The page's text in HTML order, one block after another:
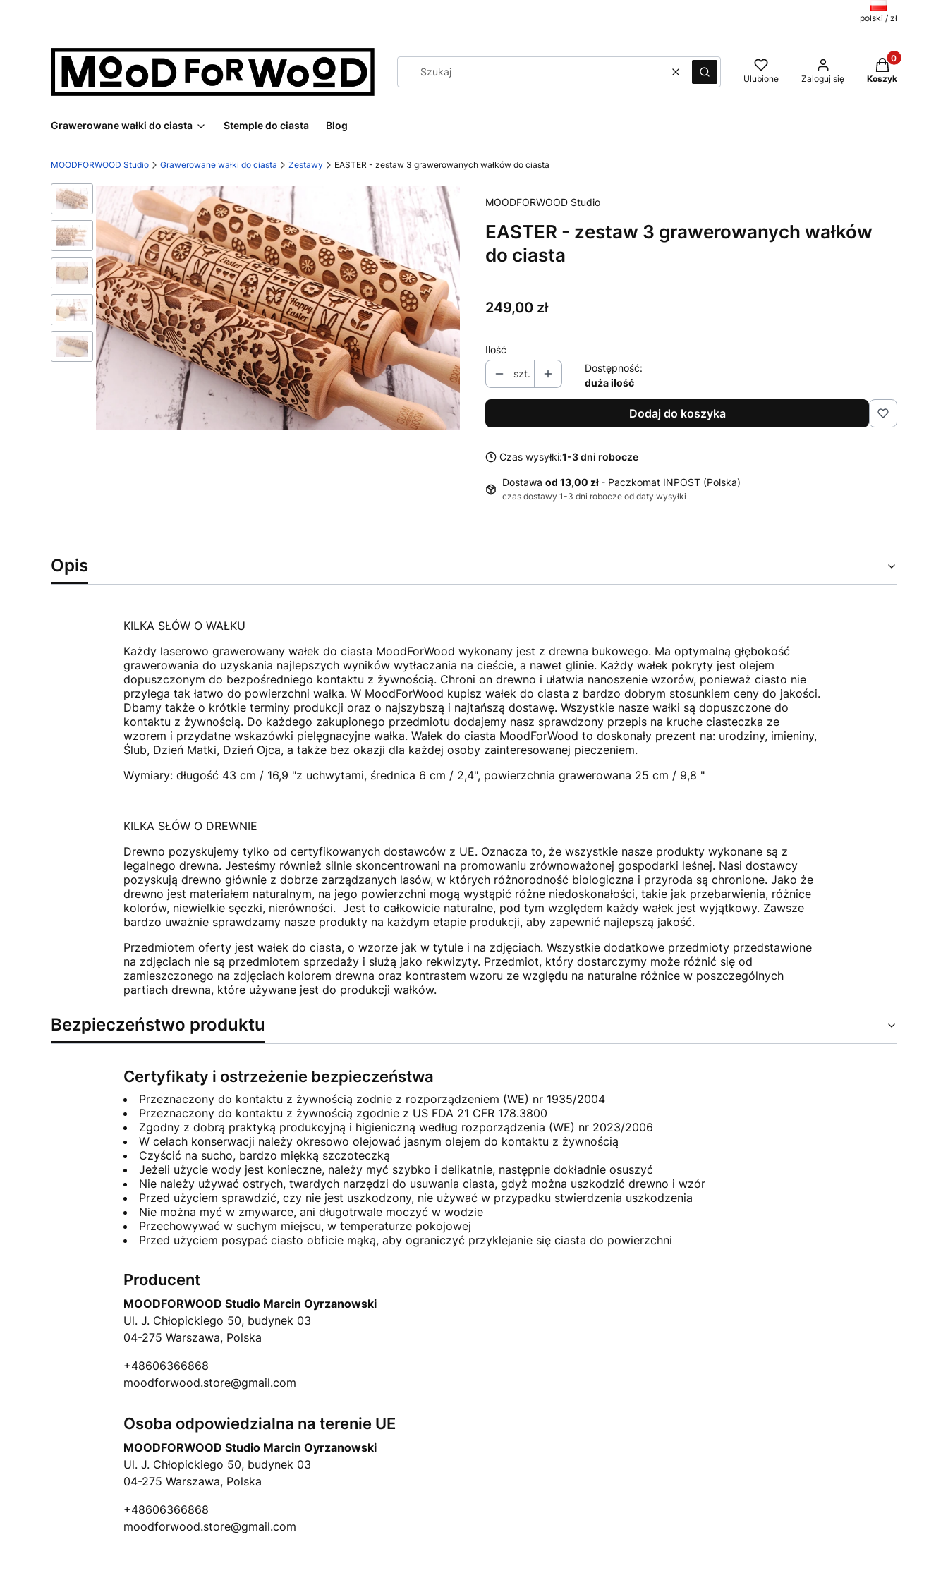
polski / zł
WyczyśćSzukaj Ulubione Zaloguj się
Produkty w
Koszyk
Grawerowane wałki do ciasta Stemple do ciasta Blog
MOODFORWOOD Studio Grawerowane wałki do ciasta Zestawy EASTER - zestaw 3 grawerowanych wałków do ciasta
MOODFORWOOD Studio
EASTER - zestaw 3 grawerowanych wałków
do ciasta
Cena
249,00 zł
Ilość
szt.
Dostępność:
duża ilość
Dodaj do koszyka
Czas wysyłki:1-3 dni robocze
Dostawa od 13,00 zł - Paczkomat INPOST (Polska)
czas dostawy 1-3 dni robocze od daty wysyłki
Opis
KILKA SŁÓW O WAŁKU
Każdy laserowo grawerowany wałek do ciasta MoodForWood wykonany jest z drewna bukowego. Ma optymalną głębokość
grawerowania do uzyskania najlepszych wyników wytłaczania na cieście, a nawet glinie. Każdy wałek pokryty jest olejem
dopuszczonym do bezpośredniego kontaktu z żywnością. Chroni on drewno i ułatwia nanoszenie wzorów, ponieważ ciasto nie
przylega tak łatwo do powierzchni wałka. W MoodForWood kupisz wałek do ciasta z bardzo dobrym stosunkiem ceny do jakości.
Dbamy także o krótkie terminy produkcji oraz o najszybszą i najtańszą dostawę. Wszystkie nasze wałki są dopuszczone do
kontaktu z żywnością. Do każdego zakupionego przedmiotu dodajemy nasz sprawdzony przepis na kruche ciasteczka ze
wzorem i przydatne wskazówki pielęgnacyjne wałka. Wałek do ciasta MoodForWood to doskonały prezent na: urodziny, imieniny,
Ślub, Dzień Matki, Dzień Ojca, a także bez okazji dla każdej osoby zainteresowanej pieczeniem.
Wymiary: długość 43 cm / 16,9 "z uchwytami, średnica 6 cm / 2,4", powierzchnia grawerowana 25 cm / 9,8 "
KILKA SŁÓW O DREWNIE
Drewno pozyskujemy tylko od certyfikowanych dostawców z UE. Oznacza to, że wszystkie nasze produkty wykonane są z
legalnego drewna. Jesteśmy również silnie skoncentrowani na promowaniu zrównoważonej gospodarki leśnej. Nasi dostawcy
pozyskują drewno głównie z dobrze zarządzanych lasów, w których różnorodność biologiczna i przyroda są chronione. Jako że
drewno jest materiałem naturalnym, na jego powierzchni mogą wystąpić różne niedoskonałości, takie jak przebarwienia, różnice
kolorów, niewielkie sęczki, nierówności. Jest to całkowicie naturalne, pod tym względem każdy wałek jest wyjątkowy. Zawsze
bardzo uważnie sprawdzamy nasze produkty na każdym etapie produkcji, aby zapewnić najlepszą jakość.
Przedmiotem oferty jest wałek do ciasta, o wzorze jak w tytule i na zdjęciach. Wszystkie dodatkowe przedmioty przedstawione
na zdjęciach nie są przedmiotem sprzedaży i służą jako rekwizyty. Przedmiot, który dostarczymy może różnić się od
zamieszczonego na zdjęciach kolorem drewna oraz kontrastem wzoru ze względu na naturalne różnice w poszczególnych
partiach drewna, które używane jest do produkcji wałków.
Bezpieczeństwo produktu
Certyfikaty i ostrzeżenie bezpieczeństwa
Przeznaczony do kontaktu z żywnością zodnie z rozporządzeniem (WE) nr 1935/2004
Przeznaczony do kontaktu z żywnością zgodnie z US FDA 21 CFR 178.3800
Zgodny z dobrą praktyką produkcyjną i higieniczną według rozporządzenia (WE) nr 2023/2006
W celach konserwacji należy okresowo olejować jasnym olejem do kontaktu z żywnością
Czyścić na sucho, bardzo miękką szczoteczką
Jeżeli użycie wody jest konieczne, należy myć szybko i delikatnie, następnie dokładnie osuszyć
Nie należy używać ostrych, twardych narzędzi do usuwania ciasta, gdyż można uszkodzić drewno i wzór
Przed użyciem sprawdzić, czy nie jest uszkodzony, nie używać w przypadku stwierdzenia uszkodzenia
Nie można myć w zmywarce, ani długotrwale moczyć w wodzie
Przechowywać w suchym miejscu, w temperaturze pokojowej
Przed użyciem posypać ciasto obficie mąką, aby ograniczyć przyklejanie się ciasta do powierzchni
Producent
MOODFORWOOD Studio Marcin Oyrzanowski
Ul. J. Chłopickiego 50, budynek 03
04-275 Warszawa, Polska
+48606366868
moodforwood.store@gmail.com
Osoba odpowiedzialna na terenie UE
MOODFORWOOD Studio Marcin Oyrzanowski
Ul. J. Chłopickiego 50, budynek 03
04-275 Warszawa, Polska
+48606366868
moodforwood.store@gmail.com